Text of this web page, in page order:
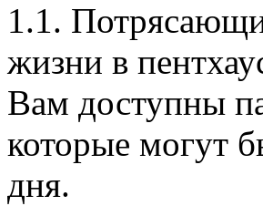
1.1.
жизни в
Вам доступны
которые могут
дня.